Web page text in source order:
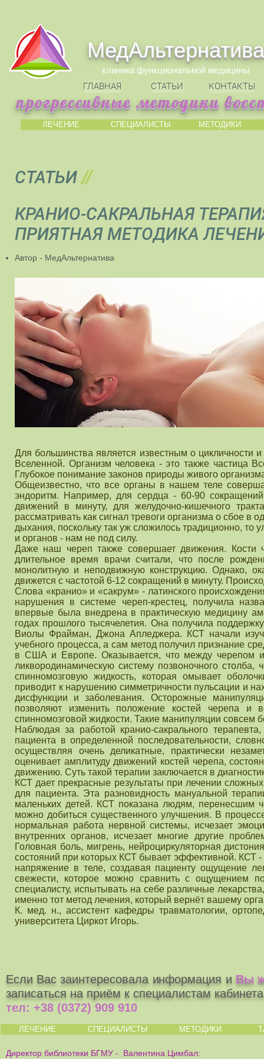
ГЛАВНАЯ СТАТЬИ КОНТАКТЫ
МедАльтернатива
клиника функциональной медицины
прогрессивные методики
МЕТОДИКИ
СПЕЦИАЛИСТЫ
ЛЕЧЕНИЕ
СТАТЬИ//
КРАНИО-САКРАЛЬНАЯ
ПРИЯТНАЯ МЕТОДИКА
Автор - МедАльтернатива
Для большинства является известным о цикличности
Вселенной. Организм человека - это также частица
Глубокое понимание законов природы живого
Общеизвестно, что все органы в нашем теле
эндоритм. Например, для сердца - 60-90
движений в минуту, для желудочно-кишечного
рассматривать как сигнал тревоги организма о сбое
дыхания, поскольку так уж сложилось традиционно, то
и органов - нам не под силу.
Даже наш череп также совершает движения. Кости
длительное время врачи считали, что после
монолитную и неподвижную конструкцию. Однако,
движется с частотой 6-12 сокращений в минуту.
Слова «кранио» и «сакрум» - латинского
нарушения в системе череп-крестец, получила
впервые была внедрена в практическую медицину
годах прошлого тысячелетия. Она получила
Виолы Фрайман, Джона Апледжера. КСТ начали
учебного процесса, а сам метод получил признание
в США и Европе. Оказывается, что между черепом и
ликвородинамическую систему позвоночного
спинномозговую жидкость, которая омывает
приводит к нарушению симметричности пульсации и
дисфункции и заболевания. Осторожные
позволяют изменить положение костей черепа и
спинномозговой жидкости. Такие манипуляции совсем
Наблюдая за работой кранио-сакрального
пациента в определенной последовательности,
осуществляя очень деликатные, практически
оценивает амплитуду движений костей черепа,
движению. Суть такой терапии заключается в
КСТ дает прекрасные результаты при лечении
для пациента. Эта разновидность мануальной
маленьких детей. КСТ показана людям, перенесшим
можно добиться существенного улучшения. В
нормальная работа нервной системы, исчезает
внутренних органов, исчезает многие другие
Головная боль, мигрень, нейроциркуляторная
состояний при которых КСТ бывает эффективной. КСТ
напряжение в теле, создавая пациенту ощущение
свежести, которое можно сравнить с ощущением
специалисту, испытывать на себе различные
именно тот метод лечения, который вернёт вашему
К. мед. н., ассистент кафедры травматологии,
университета Циркот Игорь.
Если Вас заинтересовала информация и Вы
записаться на приём к специалистам
тел: +38 (0372) 909 910
ЛЕЧЕНИЕ СПЕЦИАЛИСТЫ МЕТОДИКИ
Директор библиотеки БГМУ - Валентина Цимбал: